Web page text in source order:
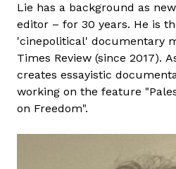
i
e
t
a
r
t
m
Lie has a background as
editor – for 30 years. He is
'cinepolitical' documentary
Times Review (since 2017).
creates essayistic
working on the feature
on Freedom".